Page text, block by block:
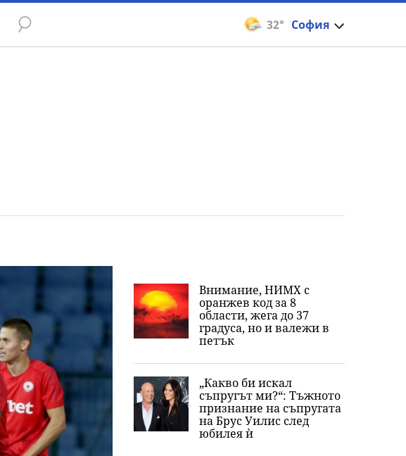
32° София
Внимание, НИМХ с
оранжев код за 8
области, жега до 37
градуса, но и валежи в
петък
„Какво би искал
съпругът ми?“: Тъжното
признание на съпругата
на Брус Уилис след
юбилея ѝ